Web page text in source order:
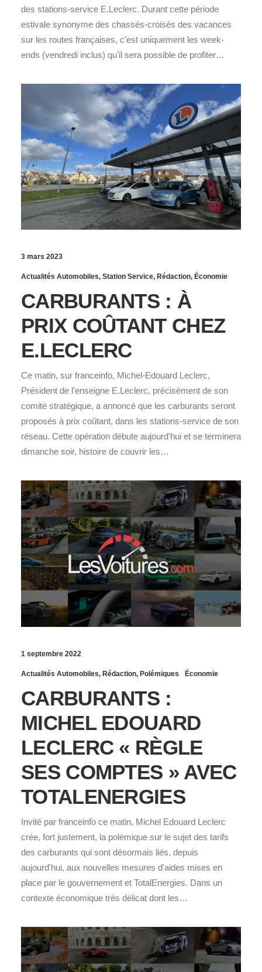
des stations-service E.Leclerc. Durant cette période
estivale synonyme des chassés-croisés des vacances
sur les routes françaises, c'est uniquement les week-
ends (vendredi inclus) qu'il sera possible de profiter…
3 mars 2023
Actualités Automobiles, Station Service, Rédaction, Économie
CARBURANTS : À
PRIX COÛTANT CHEZ
E.LECLERC
Ce matin, sur franceinfo, Michel-Edouard Leclerc,
Président de l'enseigne E.Leclerc, précisément de son
comité stratégique, a annoncé que les carburants seront
proposés à prix coûtant, dans les stations-service de son
réseau. Cette opération débute aujourd'hui et se terminera
dimanche soir, histoire de couvrir les…
1 septembre 2022
Actualités Automobiles, Rédaction, Polémiques Économie
CARBURANTS :
MICHEL EDOUARD
LECLERC « RÈGLE
SES COMPTES » AVEC
TOTALENERGIES
Invité par franceinfo ce matin, Michel Edouard Leclerc
crée, fort justement, la polémique sur le sujet des tarifs
des carburants qui sont désormais liés, depuis
aujourd'hui, aux nouvelles mesures d'aides mises en
place par le gouvernement et TotalEnergies. Dans un
contexte économique très délicat dont les…